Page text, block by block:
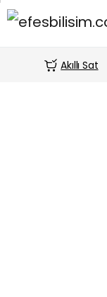
Akıllı Sat